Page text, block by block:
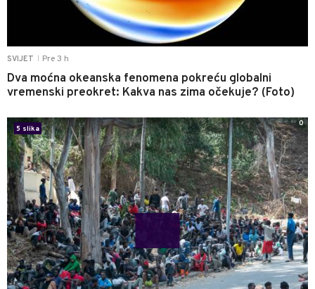
SVIJET Pre 3 h
Dva moćna okeanska fenomena pokreću globalni
vremenski preokret: Kakva nas zima očekuje? (Foto)
5 slika
0